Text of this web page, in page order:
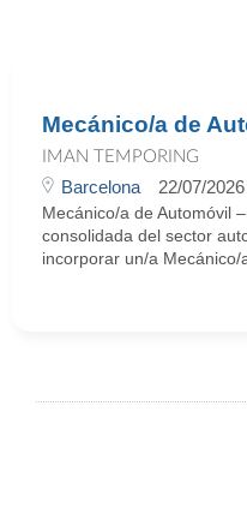
Mecánico/a de
IMAN TEMPORING
Barcelona 22/07/2026
Mecánico/a de Automóvil
consolidada del sector
incorporar un/a Mecánico/